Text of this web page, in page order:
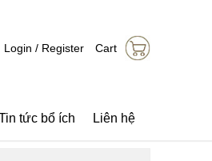
Login / Register Cart
tức bổ ích Liên hệ